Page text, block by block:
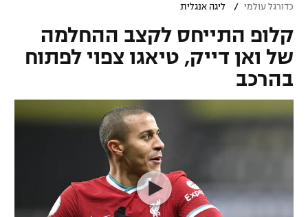
גביע הטוטו
ליגיונרים
גביע המדינה
ליגת האלופות
ליגה אירופית
ליגה אנגלית
ליגה איטלקית
כדורסל ישראלי
ליגת ווינר סל
ליגה לאומית
כדורסל עולמי
כדורגל עולמי / ליגה אנגלית
קלופ התייחס לקצב ההחלמה
של ואן דייק, טיאגו צפוי לפתוח
בהרכב